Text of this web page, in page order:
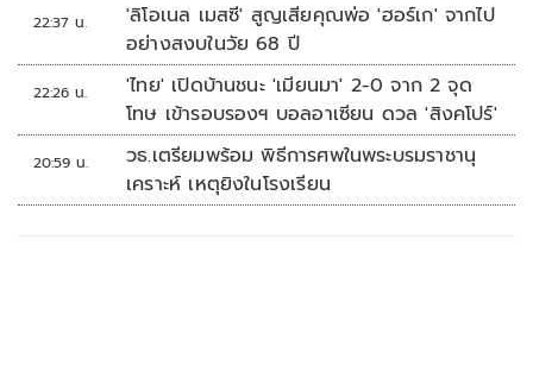
22:37 น.
'ลิโอเนล เมสซี' สูญเสียคุณพ่อ 'ฮอร์เก' จากไป
อย่างสงบในวัย 68 ปี
22:26 น.
'ไทย' เปิดบ้านชนะ 'เมียนมา' 2-0 จาก 2 จุด
โทษ เข้ารอบรองฯ บอลอาเซียน ดวล 'สิงคโปร์'
20:59 น.
วธ.เตรียมพร้อม พิธีการศพในพระบรมราชานุ
เคราะห์ เหตุยิงในโรงเรียน